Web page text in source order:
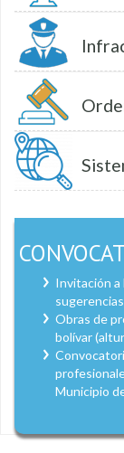
Invitación a
Obras de
bolívar
Municipio